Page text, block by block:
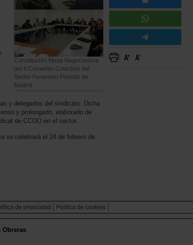
Constitución Mesa Negociadora
del II Convenio Colectivo del
Sector Funerario Privado de
Madrid
y delegados del sindicato. Dicha
y prolongado, elaborado de
de CCOO en el sector.
se celebrará el 24 de febrero de
de privacidad Política de cookies
Obreras